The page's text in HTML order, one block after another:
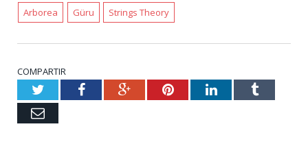
Arborea Güru Strings Theory
COMPARTIR
TwitterFacebookGoogle+PinterestLinkedInTumblr
Email